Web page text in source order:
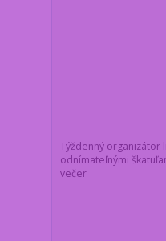
Týždenný organizátor
odnímateľnými
večer